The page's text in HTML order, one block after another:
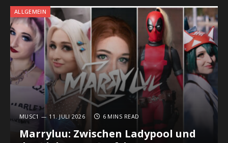
ALLGEMEIN
MUSC1 11. JULI 2026 6 MINS READ
Marryluu: Zwischen Ladypool und